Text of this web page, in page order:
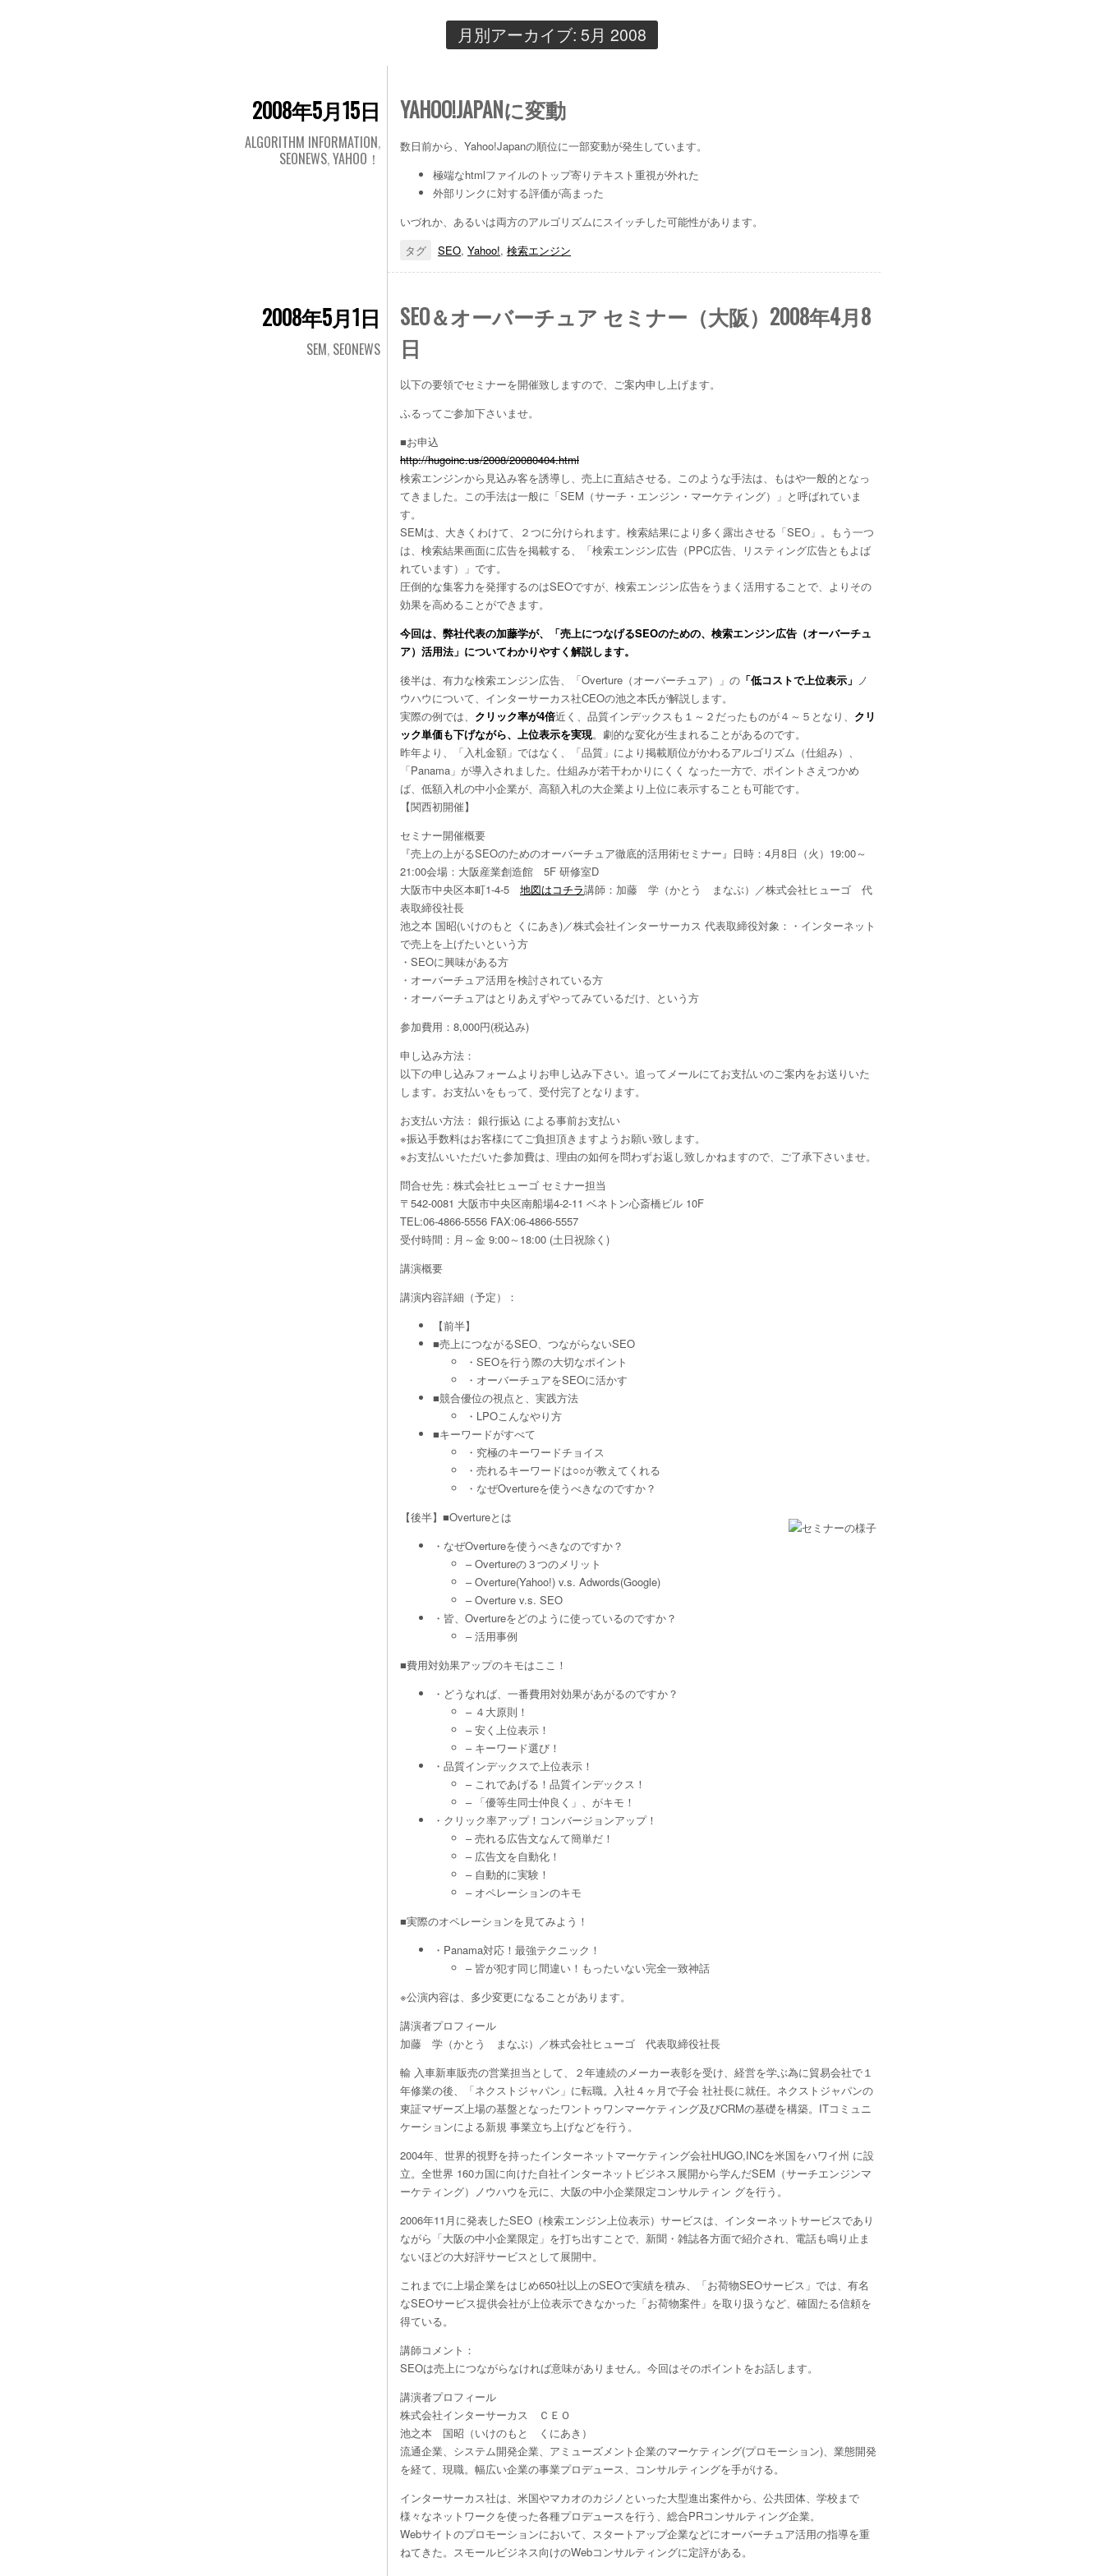
月別アーカイブ: 5月 2008
2008年5月15日
ALGORITHM INFORMATION,
SEONEWS,YAHOO！
YAHOO!JAPANに変動
数日前から、Yahoo!Japanの順位に一部変動が発生しています。
極端なhtmlファイルのトップ寄りテキスト重視が外れた
外部リンクに対する評価が高まった
いづれか、あるいは両方のアルゴリズムにスイッチした可能性があります。
タグ
SEO, Yahoo!, 検索エンジン
2008年5月1日
SEM, SEONEWS
SEO＆オーバーチュア セミナー（大阪）2008年4月8
日
以下の要領でセミナーを開催致しますので、ご案内申し上げます。
ふるってご参加下さいませ。
■お申込
http://hugoinc.us/2008/20080404.html
検索エンジンから見込み客を誘導し、売上に直結させる。このような手法は、もはや一般的となっ
てきました。この手法は一般に「SEM（サーチ・エンジン・マーケティング）」と呼ばれていま
す。
SEMは、大きくわけて、２つに分けられます。検索結果により多く露出させる「SEO」。もう一つ
は、検索結果画面に広告を掲載する、「検索エンジン広告（PPC広告、リスティング広告ともよば
れています）」です。
圧倒的な集客力を発揮するのはSEOですが、検索エンジン広告をうまく活用することで、よりその
効果を高めることができます。
今回は、弊社代表の加藤学が、「売上につなげるSEOのための、検索エンジン広告（オーバーチュ
ア）活用法」についてわかりやすく解説します。
後半は、有力な検索エンジン広告、「Overture（オーバーチュア）」の 「低コストで上位表示」 ノ
ウハウについて、インターサーカス社CEOの池之本氏が解説します。
実際の例では、 クリック率が4倍近く、品質インデックスも１～２だったものが４～５となり、 クリ
ック単価も下げながら、上位表示を実現。劇的な変化が生まれることがあるのです。
昨年より、「入札金額」ではなく、「品質」により掲載順位がかわるアルゴリズム（仕組み）、
「Panama」が導入されました。仕組みが若干わかりにくく なった一方で、ポイントさえつかめ
ば、低額入札の中小企業が、高額入札の大企業より上位に表示することも可能です。
【関西初開催】
セミナー開催概要
『売上の上がるSEOのためのオーバーチュア徹底的活用術セミナー』 日時：4月8日（火）19:00～
21:00会場：大阪産業創造館 5F 研修室D
大阪市中央区本町1-4-5 地図はコチラ講師：加藤 学（かとう まなぶ）／株式会社ヒューゴ 代
表取締役社長
池之本 国昭(いけのもと くにあき)／株式会社インターサーカス 代表取締役対象：・インターネット
で売上を上げたいという方
・SEOに興味がある方
・オーバーチュア活用を検討されている方
・オーバーチュアはとりあえずやってみているだけ、という方
参加費用：8,000円(税込み)
申し込み方法：
以下の申し込みフォームよりお申し込み下さい。追ってメールにてお支払いのご案内をお送りいた
します。お支払いをもって、受付完了となります。
お支払い方法： 銀行振込 による事前お支払い
※振込手数料はお客様にてご負担頂きますようお願い致します。
※お支払いいただいた参加費は、理由の如何を問わずお返し致しかねますので、ご了承下さいませ。
問合せ先：株式会社ヒューゴ セミナー担当
〒542-0081 大阪市中央区南船場4-2-11 ベネトン心斎橋ビル 10F
TEL:06-4866-5556 FAX:06-4866-5557
受付時間：月～金 9:00～18:00 (土日祝除く)
講演概要
講演内容詳細（予定）：
【前半】
■売上につながるSEO、つながらないSEO
・SEOを行う際の大切なポイント
・オーバーチュアをSEOに活かす
■競合優位の視点と、実践方法
・LPOこんなやり方
■キーワードがすべて
・究極のキーワードチョイス
・売れるキーワードは○○が教えてくれる
・なぜOvertureを使うべきなのですか？
【後半】■Overtureとは
・なぜOvertureを使うべきなのですか？
– Overtureの３つのメリット
– Overture(Yahoo!) v.s. Adwords(Google)
– Overture v.s. SEO
・皆、Overtureをどのように使っているのですか？
– 活用事例
■費用対効果アップのキモはここ！
・どうなれば、一番費用対効果があがるのですか？
– ４大原則！
– 安く上位表示！
– キーワード選び！
・品質インデックスで上位表示！
– これであげる！品質インデックス！
– 「優等生同士仲良く」、がキモ！
・クリック率アップ！コンバージョンアップ！
– 売れる広告文なんて簡単だ！
– 広告文を自動化！
– 自動的に実験！
– オペレーションのキモ
■実際のオペレーションを見てみよう！
・Panama対応！最強テクニック！
– 皆が犯す同じ間違い！もったいない完全一致神話
※公演内容は、多少変更になることがあります。
講演者プロフィール
加藤 学（かとう まなぶ）／株式会社ヒューゴ 代表取締役社長
輸 入車新車販売の営業担当として、２年連続のメーカー表彰を受け、経営を学ぶ為に貿易会社で１
年修業の後、「ネクストジャパン」に転職。入社４ヶ月で子会 社社長に就任。ネクストジャパンの
東証マザーズ上場の基盤となったワントゥワンマーケティング及びCRMの基礎を構築。ITコミュニ
ケーションによる新規 事業立ち上げなどを行う。
2004年、世界的視野を持ったインターネットマーケティング会社HUGO,INCを米国をハワイ州 に設
立。全世界 160カ国に向けた自社インターネットビジネス展開から学んだSEM（サーチエンジンマ
ーケティング）ノウハウを元に、大阪の中小企業限定コンサルティン グを行う。
2006年11月に発表したSEO（検索エンジン上位表示）サービスは、インターネットサービスであり
ながら「大阪の中小企業限定」を打ち出すことで、新聞・雑誌各方面で紹介され、電話も鳴り止ま
ないほどの大好評サービスとして展開中。
これまでに上場企業をはじめ650社以上のSEOで実績を積み、「お荷物SEOサービス」では、有名
なSEOサービス提供会社が上位表示できなかった「お荷物案件」を取り扱うなど、確固たる信頼を
得ている。
講師コメント：
SEOは売上につながらなければ意味がありません。今回はそのポイントをお話します。
講演者プロフィール
株式会社インターサーカス ＣＥＯ
池之本 国昭（いけのもと くにあき）
流通企業、システム開発企業、アミューズメント企業のマーケティング(プロモーション)、業態開発
を経て、現職。幅広い企業の事業プロデュース、コンサルティングを手がける。
インターサーカス社は、米国やマカオのカジノといった大型進出案件から、公共団体、学校まで
様々なネットワークを使った各種プロデュースを行う、総合PRコンサルティング企業。
Webサイトのプロモーションにおいて、スタートアップ企業などにオーバーチュア活用の指導を重
ねてきた。スモールビジネス向けのWebコンサルティングに定評がある。